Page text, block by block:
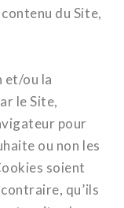
du Site,
et/ou la
le Site,
pour
ou non les
soient
qu’ils